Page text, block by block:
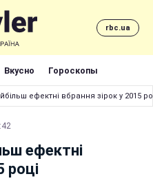
rbc.ua
Вкусно Гороскопы
ефектні вбрання зірок у 2015
ефектні
році